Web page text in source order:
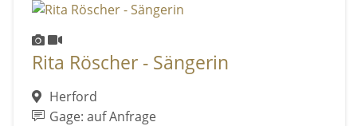
Rita Röscher - Sängerin
Herford
Gage: auf Anfrage